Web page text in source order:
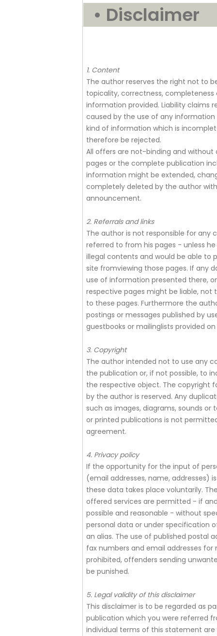
• Disclaimer
1. Content
The author reserves the right not to
topicality, correctness,
information provided. Liability claims
caused by the use of any information
kind of information which is
therefore be rejected.
All offers are not-binding and without
pages or the complete publication
information might be extended,
completely deleted by the author
announcement.
2. Referrals and links
The author is not responsible for any
referred to from his pages - unless
illegal contents and would be able to
site fromviewing those pages. If any
use of information presented there,
respective pages might be liable, not
to these pages. Furthermore the
postings or messages published by
guestbooks or mailinglists provided on
3. Copyright
The author intended not to use any
the publication or, if not possible, to
the respective object. The copyright
by the author is reserved. Any
such as images, diagrams, sounds or
or printed publications is not
agreement.
4. Privacy policy
If the opportunity for the input of
(email addresses, name, addresses)
these data takes place voluntarily.
offered services are permitted - if
possible and reasonable - without
personal data or under specification
an alias. The use of published postal
fax numbers and email addresses for
prohibited, offenders sending
be punished.
5. Legal validity of this disclaimer
This disclaimer is to be regarded as
publication which you were referred
individual terms of this statement